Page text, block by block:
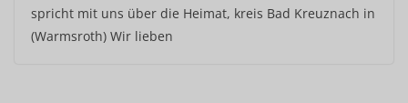
spricht mit uns über die Heimat, kreis Bad Kreuznach in
(Warmsroth) Wir lieben